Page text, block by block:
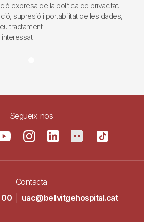
expresa de la política de privacitat.
supresió i portabilitat de les dades,
tractament.
interessat.
Segueix-nos
Contacta
00
uac@bellvitgehospital.cat